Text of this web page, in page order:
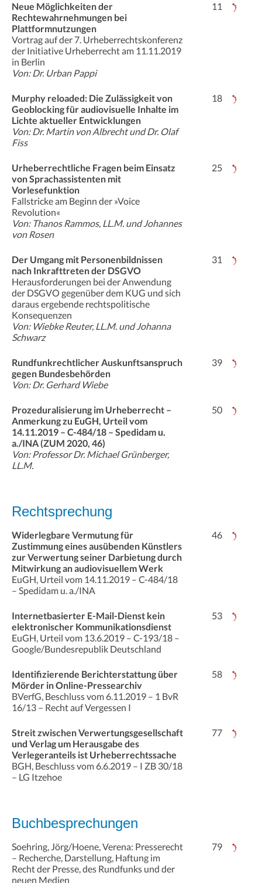
Neue Möglichkeiten der
Rechtewahrnehmungen bei
Plattformnutzungen
Vortrag auf der 7. Urheberrechtskonferenz
der Initiative Urheberrecht am 11.11.2019
in Berlin
Von: Dr. Urban Pappi
11
Murphy reloaded: Die Zulässigkeit von
Geoblocking für audiovisuelle Inhalte im
Lichte aktueller Entwicklungen
Von: Dr. Martin von Albrecht und Dr. Olaf
Fiss
18
Urheberrechtliche Fragen beim Einsatz
von Sprachassistenten mit
Vorlesefunktion
Fallstricke am Beginn der »Voice
Revolution«
Von: Thanos Rammos, LL.M. und Johannes
von Rosen
25
Der Umgang mit Personenbildnissen
nach Inkrafttreten der DSGVO
Herausforderungen bei der Anwendung
der DSGVO gegenüber dem KUG und sich
daraus ergebende rechtspolitische
Konsequenzen
Von: Wiebke Reuter, LL.M. und Johanna
Schwarz
31
Rundfunkrechtlicher Auskunftsanspruch
gegen Bundesbehörden
Von: Dr. Gerhard Wiebe
39
Prozeduralisierung im Urheberrecht –
Anmerkung zu EuGH, Urteil vom
14.11.2019 – C-484/18 – Spedidam u.
a./INA (ZUM 2020, 46)
Von: Professor Dr. Michael Grünberger,
LL.M.
50
Rechtsprechung
Widerlegbare Vermutung für
Zustimmung eines ausübenden Künstlers
zur Verwertung seiner Darbietung durch
Mitwirkung an audiovisuellem Werk
EuGH, Urteil vom 14.11.2019 – C-484/18
– Spedidam u. a./INA
46
Internetbasierter E-Mail-Dienst kein
elektronischer Kommunikationsdienst
EuGH, Urteil vom 13.6.2019 – C-193/18 –
Google/Bundesrepublik Deutschland
53
Identifizierende Berichterstattung über
Mörder in Online-Pressearchiv
BVerfG, Beschluss vom 6.11.2019 – 1 BvR
16/13 – Recht auf Vergessen I
58
Streit zwischen Verwertungsgesellschaft
und Verlag um Herausgabe des
Verlegeranteils ist Urheberrechtssache
BGH, Beschluss vom 6.6.2019 – I ZB 30/18
– LG Itzehoe
77
Buchbesprechungen
Soehring, Jörg/Hoene, Verena: Presserecht
– Recherche, Darstellung, Haftung im
Recht der Presse, des Rundfunks und der
neuen Medien
79